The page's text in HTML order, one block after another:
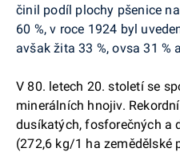
činil podíl plochy pšenice
60 %, v roce 1924 byl
avšak žita 33 %, ovsa 31 %
V 80. letech 20. století se
minerálních hnojiv.
dusíkatých, fosforečných a
(272,6 kg/1 ha zemědělské